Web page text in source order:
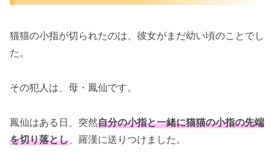
猫猫の小指が切られたのは、彼女がまだ幼い頃のことでし
た。
その犯人は、母・鳳仙です。
鳳仙はある日、突然自分の小指と一緒に猫猫の小指の先端
を切り落とし、羅漢に送りつけました。